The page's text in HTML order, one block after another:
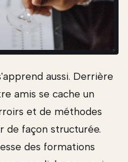
aussi. Derrière
amis se cache un
et de méthodes
de façon structurée.
des formations